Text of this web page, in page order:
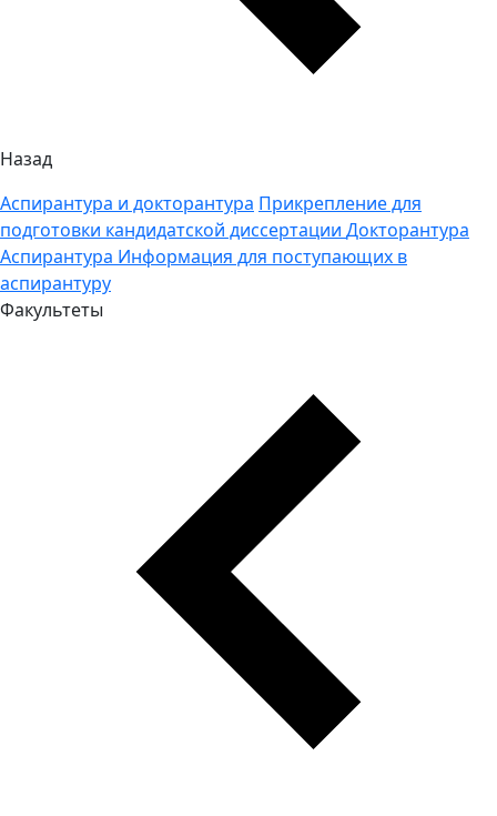
Назад
Аспирантура и докторантура Прикрепление для
подготовки кандидатской диссертации Докторантура
Аспирантура Информация для поступающих в
аспирантуру
Факультеты